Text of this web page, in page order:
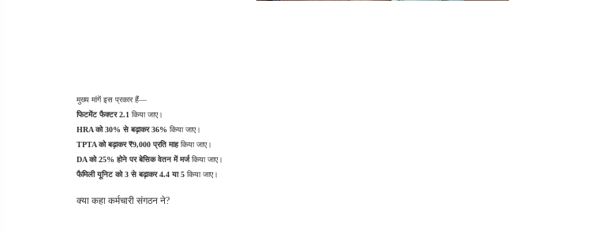
मुख्य मांगें इस प्रकार हैं—
फिटमेंट फैक्टर 2.1 किया जाए।
HRA को 30% से बढ़ाकर 36% किया जाए।
TPTA को बढ़ाकर ₹9,000 प्रति माह किया जाए।
DA को 25% होने पर बेसिक वेतन में मर्ज किया जाए।
फैमिली यूनिट को 3 से बढ़ाकर 4.4 या 5 किया जाए।
क्या कहा कर्मचारी संगठन ने?